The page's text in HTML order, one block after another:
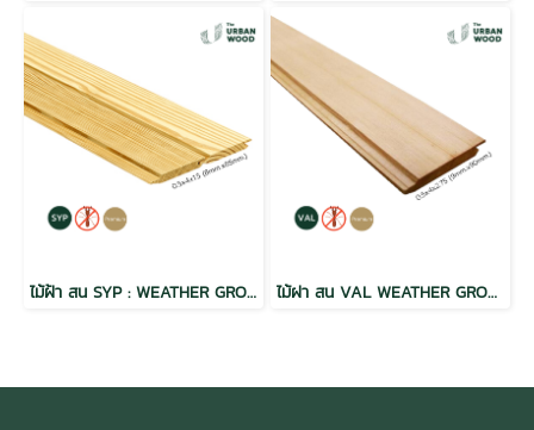
ไม้ฝ้า สน SYP : WEATHER GROOVE ฝาร่องวี อบ กันปลวก H3.2 เกรดพรีเมี่ยม ไม้ฝา สน VAL WEATHER GROOVE ฝาร่องวี อบ กันปลวก H3.2 เกรดพรีเมี่ยม 0.5x4x2.75 (9mm.x90mm.)